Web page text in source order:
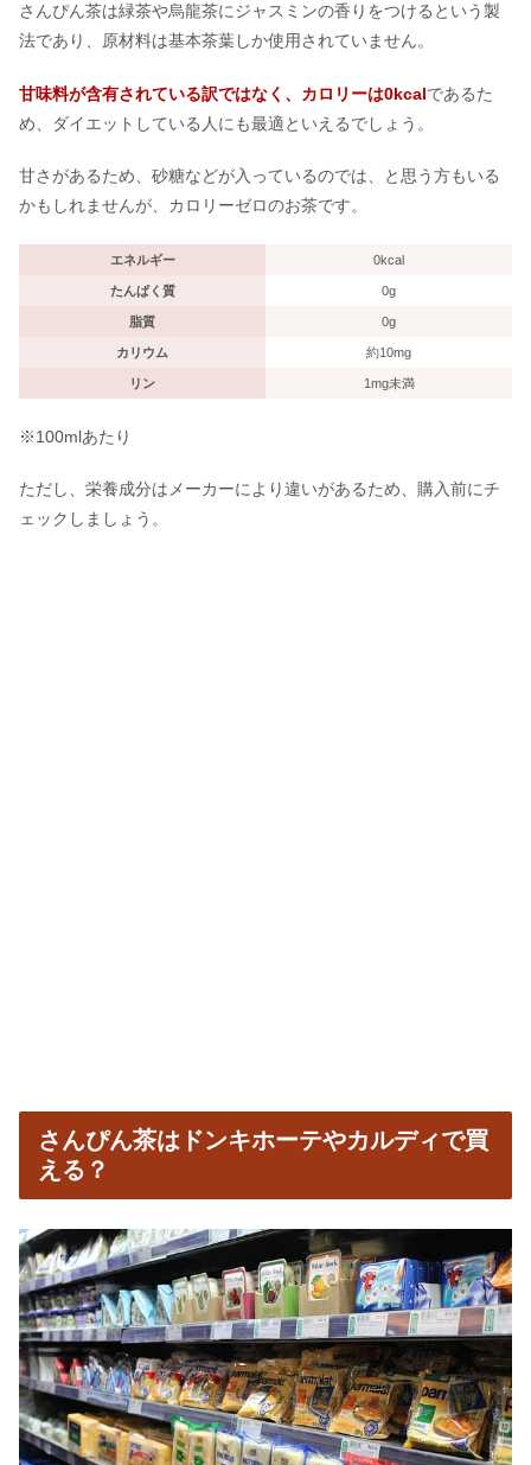
さんぴん茶は緑茶や烏龍茶にジャスミンの香りをつけるという製
法であり、原材料は基本茶葉しか使用されていません。
甘味料が含有されている訳ではなく、カロリーは0kcalであるた
め、ダイエットしている人にも最適といえるでしょう。
甘さがあるため、砂糖などが入っているのでは、と思う方もいる
かもしれませんが、カロリーゼロのお茶です。
エネルギー 0kcal
たんぱく質 0g
脂質 0g
カリウム 約10mg
リン 1mg未満
※100mlあたり
ただし、栄養成分はメーカーにより違いがあるため、購入前にチ
ェックしましょう。
さんぴん茶はドンキホーテやカルディで買
える？